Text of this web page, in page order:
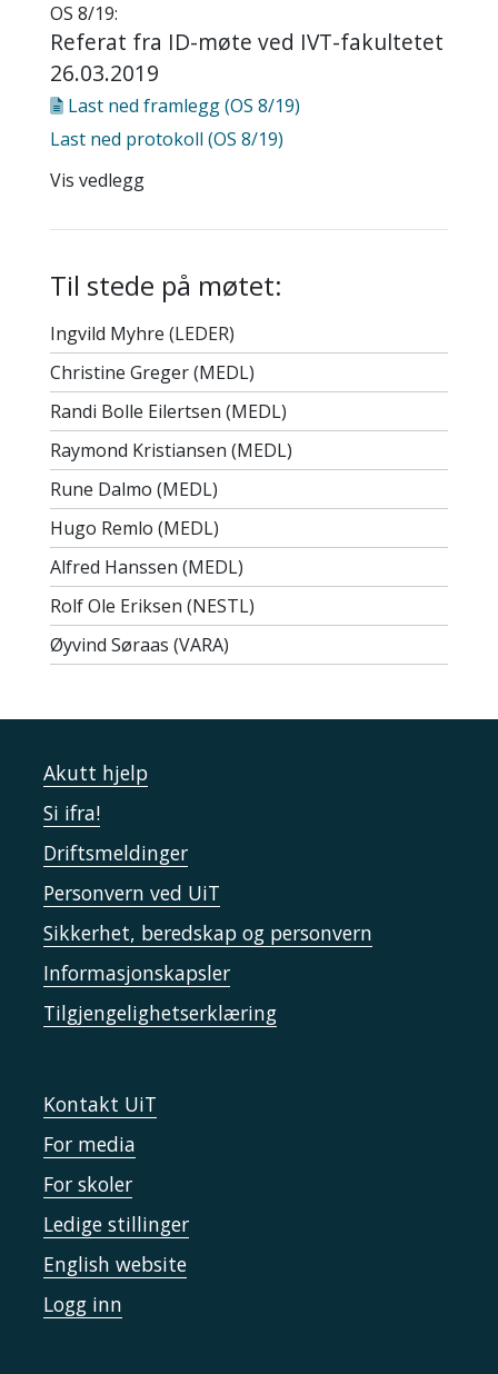
OS 8/19:
Referat fra ID-møte ved IVT-fakultetet
26.03.2019
Last ned framlegg (OS 8/19)
Last ned protokoll (OS 8/19)
Vis vedlegg
Til stede på møtet:
Ingvild Myhre (LEDER)
Christine Greger (MEDL)
Randi Bolle Eilertsen (MEDL)
Raymond Kristiansen (MEDL)
Rune Dalmo (MEDL)
Hugo Remlo (MEDL)
Alfred Hanssen (MEDL)
Rolf Ole Eriksen (NESTL)
Øyvind Søraas (VARA)
Akutt hjelp
Si ifra!
Driftsmeldinger
Personvern ved UiT
Sikkerhet, beredskap og personvern
Informasjonskapsler
Tilgjengelighetserklæring
Kontakt UiT
For media
For skoler
Ledige stillinger
English website
Logg inn